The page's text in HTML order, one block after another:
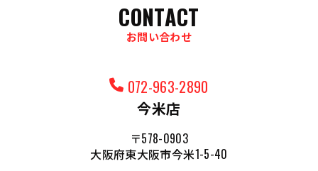
CONTACT
お問い合わせ
072-963-2890
今米店
〒578-0903
大阪府東大阪市今米1-5-40